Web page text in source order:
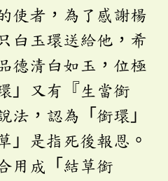
使者，為了感謝楊
白玉環送給他，希
德清白如玉，位極
」又有『生當銜
法，認為「銜環」
」是指死後報恩。
用成「結草銜